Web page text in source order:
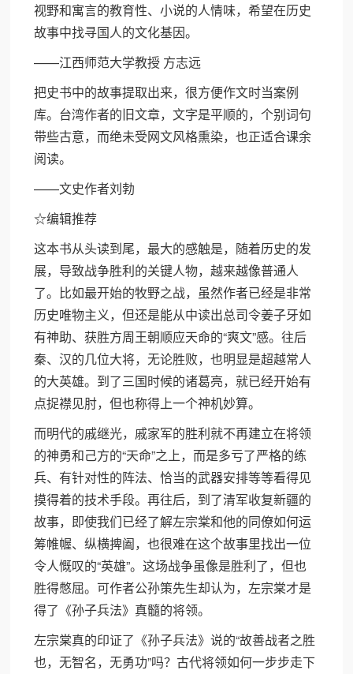
视野和寓言的教育性、小说的人情味，希望在历史
故事中找寻国人的文化基因。
——江西师范大学教授 方志远
把史书中的故事提取出来，很方便作文时当案例
库。台湾作者的旧文章，文字是平顺的，个别词句
带些古意，而绝未受网文风格熏染，也正适合课余
阅读。
——文史作者刘勃
☆编辑推荐
这本书从头读到尾，最大的感触是，随着历史的发
展，导致战争胜利的关键人物，越来越像普通人
了。比如最开始的牧野之战，虽然作者已经是非常
历史唯物主义，但还是能从中读出总司令姜子牙如
有神助、获胜方周王朝顺应天命的“爽文”感。往后
秦、汉的几位大将，无论胜败，也明显是超越常人
的大英雄。到了三国时候的诸葛亮，就已经开始有
点捉襟见肘，但也称得上一个神机妙算。
而明代的戚继光，戚家军的胜利就不再建立在将领
的神勇和己方的“天命”之上，而是多亏了严格的练
兵、有针对性的阵法、恰当的武器安排等等看得见
摸得着的技术手段。再往后，到了清军收复新疆的
故事，即使我们已经了解左宗棠和他的同僚如何运
筹帷幄、纵横捭阖，也很难在这个故事里找出一位
令人慨叹的“英雄”。这场战争虽像是胜利了，但也
胜得憋屈。可作者公孙策先生却认为，左宗棠才是
得了《孙子兵法》真髓的将领。
左宗棠真的印证了《孙子兵法》说的“故善战者之胜
也，无智名，无勇功”吗？古代将领如何一步步走下